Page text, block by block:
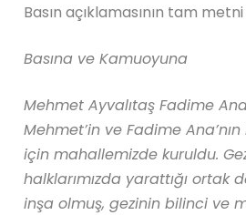
Basın açıklamasının tam
Basına ve Kamuoyuna
Mehmet Ayvalıtaş Fadime
Mehmet’in ve Fadime
için mahallemizde kuruldu.
halklarımızda yarattığı ortak
inşa olmuş, gezinin bilinci ve